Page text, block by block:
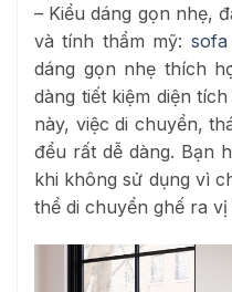
– Kiểu dáng gọn nhẹ,
và tính thẩm mỹ:
dáng gọn nhẹ thích
dàng tiết kiệm diện
này, việc di chuyển,
đểu rất dễ dàng. Bạn
khi không sử dụng vì
thể di chuyển ghế ra